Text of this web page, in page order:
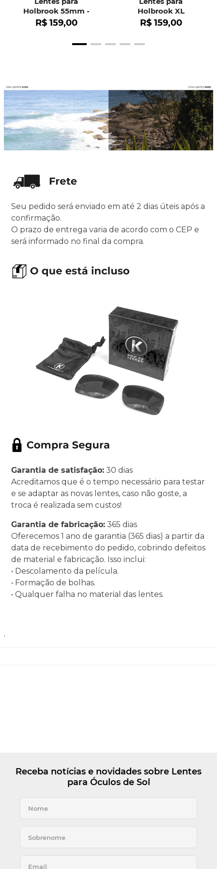
Holbrook 55mm -
OO9102
R$ 159,00
Holbrook XL
R$ 159,00
Seu pedido será enviado em até 2 dias úteis após a
confirmação.
O prazo de entrega varia de acordo com o CEP e
será informado no final da compra.
Garantia de satisfação: 30 dias
Acreditamos que é o tempo necessário para testar
e se adaptar as novas lentes, caso não goste, a
troca é realizada sem custos!
Garantia de fabricação: 365 dias
Oferecemos 1 ano de garantia (365 dias) a partir da
data de recebimento do pedido, cobrindo defeitos
de material e fabricação. Isso inclui:
• Descolamento da película.
• Formação de bolhas.
• Qualquer falha no material das lentes.
.
Receba notícias e novidades sobre Lentes
para Óculos de Sol